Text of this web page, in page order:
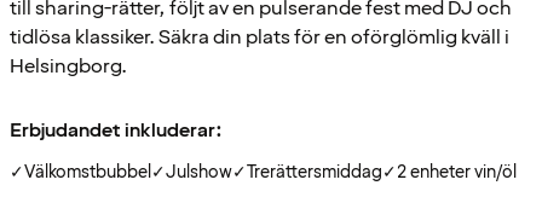
till sharing-rätter, följt av en pulserande fest med DJ och
tidlösa klassiker. Säkra din plats för en oförglömlig kväll i
Helsingborg.
Erbjudandet inkluderar:
✓Välkomstbubbel✓Julshow✓Trerättersmiddag✓2 enheter vin/öl